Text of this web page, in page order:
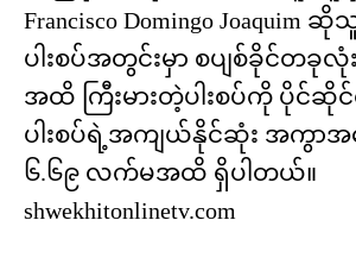
Francisco Domingo
ပါးစပ်အတွင်းမှာ စပျစ်ခိုင်တ
အထိ ကြီးမားတဲ့ပါးစပ်ကို ပိုင်ဆို
ပါးစပ်ရဲ့အကျယ်နိုင်ဆုံး အကွာအ
၆.၆၉ လက်မအထိ ရှိပါတယ်။
shwekhitonlinetv.com